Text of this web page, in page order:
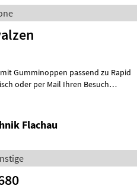
Gumminoppen passend zu Rapid
Flachau